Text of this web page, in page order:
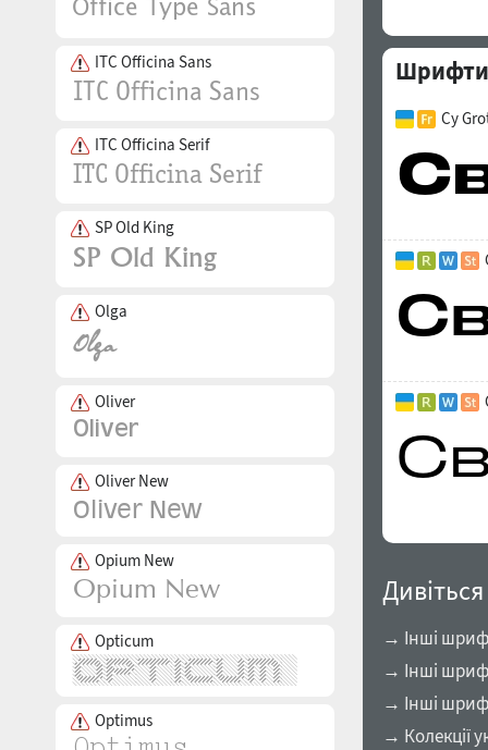
ITC Officina Sans
ITC Officina Serif
SP Old King
Olga
Oliver
Oliver New
Opium New
Opticum
Optimus
Шрифти
Cy
→ Інші
→ Інші
→ Інші
→ Колекції